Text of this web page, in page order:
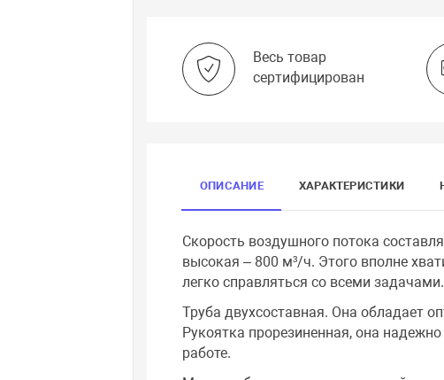
Весь товар
сертифицирован
ОПИСАНИЕ ХАРАКТЕРИСТИКИ
Скорость воздушного потока
высокая – 800 м³/ч. Этого вполне
легко справляться со всеми задачами.
Труба двухсоставная. Она обладает
Рукоятка прорезиненная, она
работе.